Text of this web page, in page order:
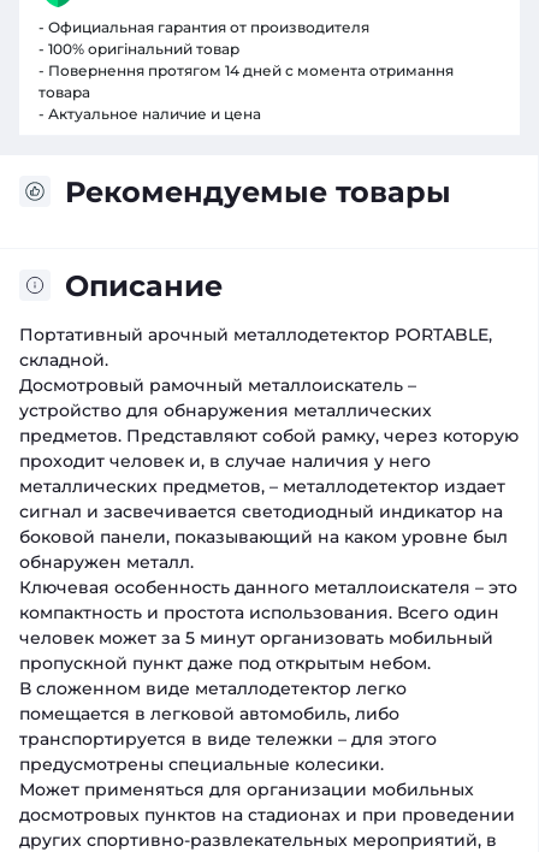
Рекомендуемые товары
Описание
Портативный арочный металлодетектор PORTABLE,
складной.
Досмотровый рамочный металлоискатель –
устройство для обнаружения металлических
предметов. Представляют собой рамку, через которую
проходит человек и, в случае наличия у него
металлических предметов, – металлодетектор издает
сигнал и засвечивается светодиодный индикатор на
боковой панели, показывающий на каком уровне был
обнаружен металл.
Ключевая особенность данного металлоискателя – это
компактность и простота использования. Всего один
человек может за 5 минут организовать мобильный
пропускной пункт даже под открытым небом.
В сложенном виде металлодетектор легко
помещается в легковой автомобиль, либо
транспортируется в виде тележки – для этого
предусмотрены специальные колесики.
Может применяться для организации мобильных
досмотровых пунктов на стадионах и при проведении
других спортивно-развлекательных мероприятий, в
- Официальная гарантия от производителя
- 100% оригінальний товар
- Повернення протягом 14 дней с момента отримання
товара
- Актуальное наличие и цена